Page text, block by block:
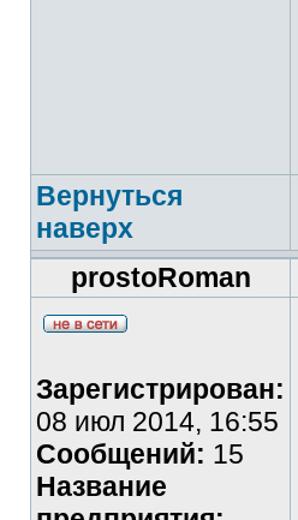
Вернуться
наверх
prostoRoman
Зарегистрирован:
08 июл 2014, 16:55
Сообщений: 15
Название